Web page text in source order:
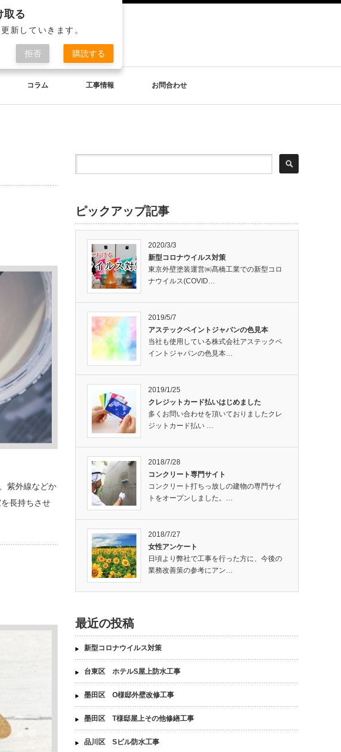
コラム 工事情報 お問合わせ
紫外線などか
長持ちさせ
ピックアップ記事
2020/3/3
新型コロナウイルス対策
東京外壁塗装運営㈱髙橋工業での新型コロ
ナウイルス(COVID…
2019/5/7
アステックペイントジャパンの色見本
当社も使用している株式会社アステックペ
イントジャパンの色見本…
2019/1/25
クレジットカード払いはじめました
多くお問い合わせを頂いておりましたクレ
ジットカード払い …
2018/7/28
コンクリート専門サイト
コンクリート打ちっ放しの建物の専門サイ
トをオープンしました。…
2018/7/27
女性アンケート
日頃より弊社で工事を行った方に、今後の
業務改善策の参考にアン…
最近の投稿
新型コロナウイルス対策
台東区 ホテルS屋上防水工事
墨田区 O様邸外壁改修工事
墨田区 T様邸屋上その他修繕工事
品川区 Sビル防水工事
取る
新していきます。
拒否 購読する